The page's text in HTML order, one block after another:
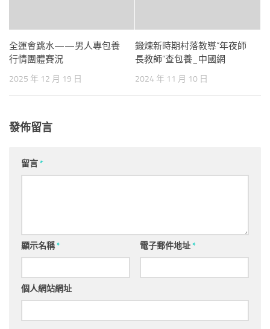
全運會跳水——男人專包養
行情團體賽況
2025 年 12 月 19 日
鍛煉新時期村落教導“年夜師
長教師”查包養_中國網
2024 年 11 月 10 日
發佈留言
留言*
顯示名稱* 電子郵件地址*
個人網站網址